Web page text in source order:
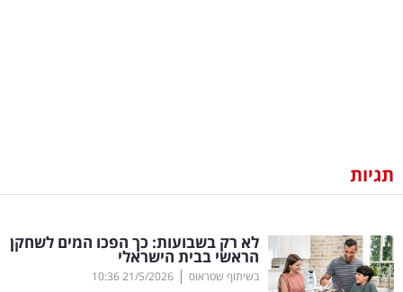
וצרכנות
דיגיטל
וטק
תגיות
לא רק בשבועות: כך הפכו המים לשחקן
הראשי בבית הישראלי
בשיתוף שטראוס |
21/5/2026
10:36